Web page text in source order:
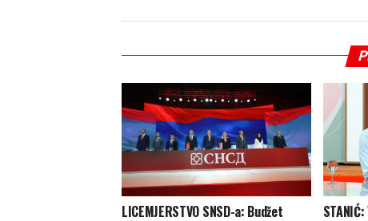
LICEMJERSTVO SNSD-a: Budžet